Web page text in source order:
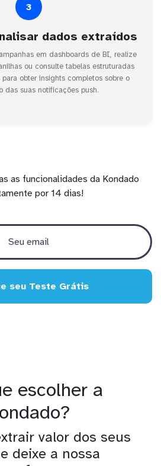
3
dados extraídos
em dashboards de BI, realize
ou consulte tabelas estruturadas
obter insights completos sobre o
das suas notificações push.
as funcionalidades da Kondado
por 14 dias!
seu Teste Grátis
escolher a
valor dos seus
deixe a nossa